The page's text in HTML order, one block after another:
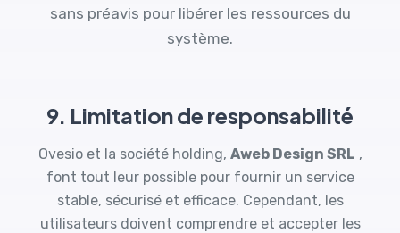
sans préavis pour libérer les ressources du
système.
9. Limitation de responsabilité
Ovesio et la société holding, Aweb Design SRL ,
font tout leur possible pour fournir un service
stable, sécurisé et efficace. Cependant, les
utilisateurs doivent comprendre et accepter les